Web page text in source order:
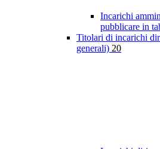
Incarichi
pubblicare in
Titolari di incarichi
generali) 20